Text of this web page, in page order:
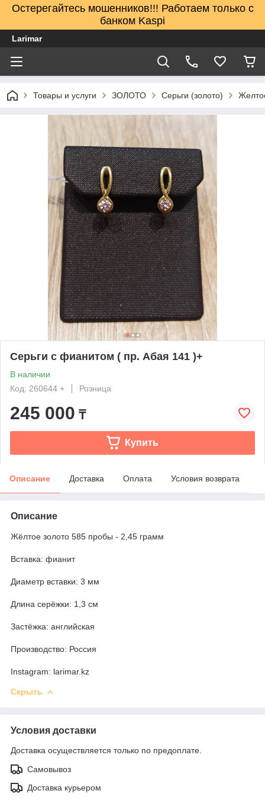
Остерегайтесь мошенников!!! Работаем только с
банком Kaspi
Larimar
Товары и услуги ЗОЛОТО Серьги (золото)
Серьги с фианитом ( пр. Абая 141 )+
В наличии
Код: 260644 +
Розница
245 000 ₸
Купить
Описание Доставка Оплата Условия возврата
Описание
Жёлтое золото 585 пробы - 2,45 грамм
Вставка: фианит
Диаметр вставки: 3 мм
Длина серёжки: 1,3 см
Застёжка: английская
Производство: Россия
Instagram: larimar.kz
Скрыть
Условия доставки
Доставка осуществляется только по предоплате.
Самовывоз
Доставка курьером